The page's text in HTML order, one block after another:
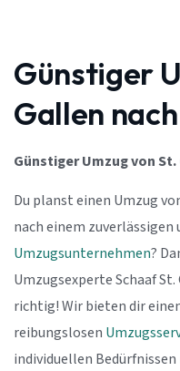
Günstiger
Gallen
Günstiger Umzug von
Du planst einen Umzug
nach einem
Umzugsunternehmen?
Umzugsexperte Schaaf
richtig! Wir bieten dir
reibungslosen
individuellen